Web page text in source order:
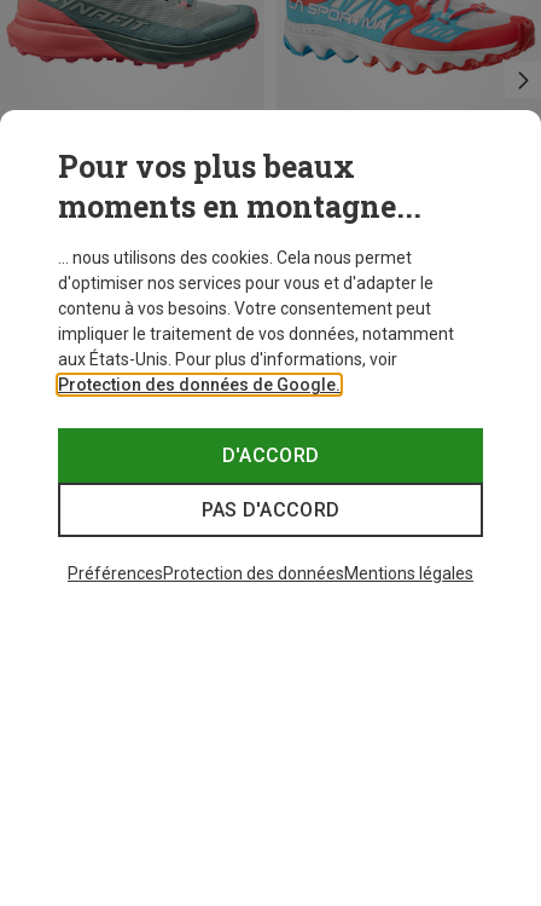
Tailles
Chaussures Ultra femme
CHF 138,20
Vous économisez 40%
Pour vos plus beaux
moments en montagne...
... nous utilisons des cookies. Cela nous permet
d'optimiser nos services pour vous et d'adapter le
contenu à vos besoins. Votre consentement peut
impliquer le traitement de vos données, notamment
aux États-Unis. Pour plus d'informations, voir
Protection des données de Google.
D'ACCORD
PAS D'ACCORD
PréférencesProtection des donnéesMentions légales